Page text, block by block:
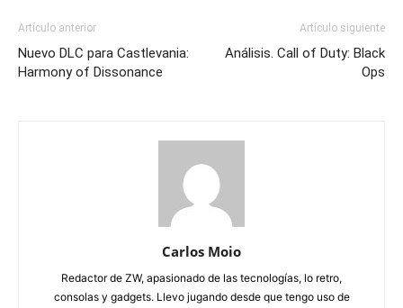
Artículo anterior
Nuevo DLC para Castlevania:
Harmony of Dissonance
Artículo siguiente
Análisis. Call of Duty: Black
Ops
Carlos Moio
Redactor de ZW, apasionado de las tecnologías, lo retro,
consolas y gadgets. Llevo jugando desde que tengo uso de